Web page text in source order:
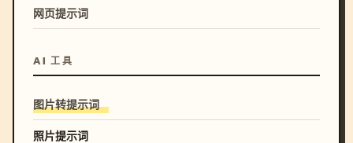
网页提示词
AI 工具
图片转提示词
照片提示词